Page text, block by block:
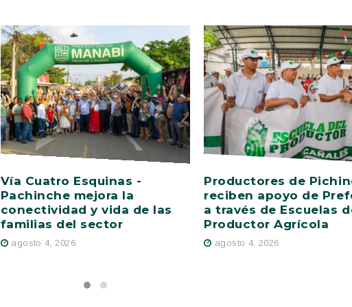
Vía Cuatro Esquinas -
Pachinche mejora la
conectividad y vida de las
familias del sector
agosto 4, 2026
Productores de
reciben apoyo de
a través de Escuelas
Productor Agrícola
agosto 4, 2026